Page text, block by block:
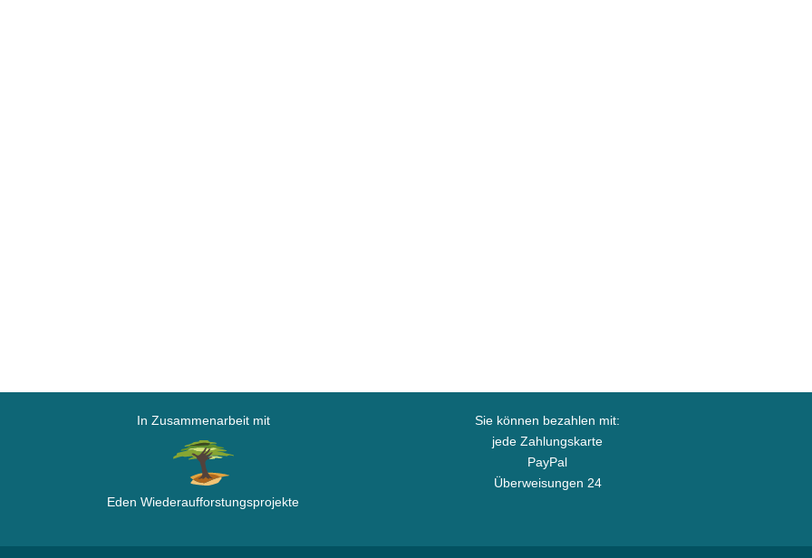
In Zusammenarbeit mit
Eden Wiederaufforstungsprojekte
Sie können bezahlen mit:
jede Zahlungskarte
PayPal
Überweisungen 24